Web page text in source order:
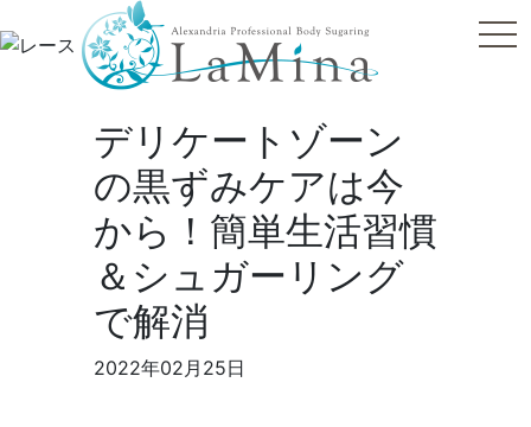
デリケートゾーン
の黒ずみケアは今
から！簡単生活習慣
＆シュガーリング
で解消
2022年02月25日